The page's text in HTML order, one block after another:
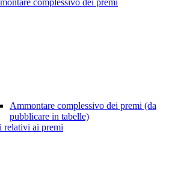
complessivo dei premi
Ammontare complessivo dei premi (da
pubblicare in tabelle)
relativi ai premi